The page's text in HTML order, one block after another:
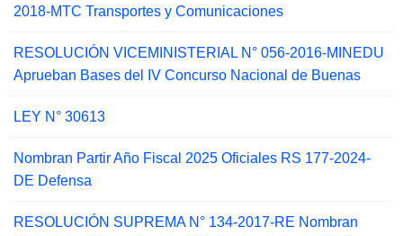
2018-MTC Transportes y Comunicaciones
RESOLUCIÓN VICEMINISTERIAL N° 056-2016-MINEDU
Aprueban Bases del IV Concurso Nacional de Buenas
LEY N° 30613
Nombran Partir Año Fiscal 2025 Oficiales RS 177-2024-
DE Defensa
RESOLUCIÓN SUPREMA N° 134-2017-RE Nombran